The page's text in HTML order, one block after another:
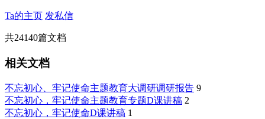
Ta的主页 发私信
共24140篇文档
相关文档
不忘初心、牢记使命主题教育大调研调研报告 9
不忘初心，牢记使命主题教育专题D课讲稿 2
不忘初心，牢记使命D课讲稿 1